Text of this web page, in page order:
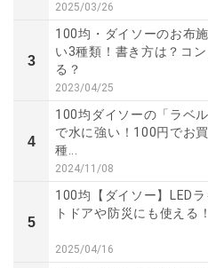
2025/03/26
3
100均・ダイソーのお布
い3種類！書き方は？コン
る？
2023/04/25
4
100均ダイソーの「ラベ
で水に強い！100円でお
種...
2024/11/08
5
100均【ダイソー】LED
トドアや防災にも使える
2025/04/16